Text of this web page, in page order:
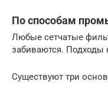
По способам
Любые сетчатые
забиваются. Подходы
Существуют три